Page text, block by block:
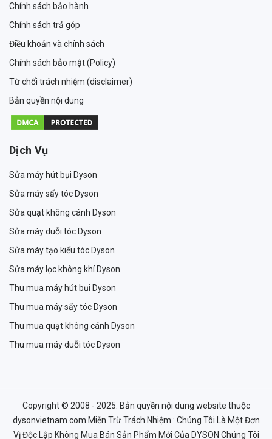
Chính sách bảo hành
Chính sách trả góp
Điều khoản và chính sách
Chính sách bảo mật (Policy)
Từ chối trách nhiệm (disclaimer)
Bản quyền nội dung
Dịch Vụ
Sửa máy hút bụi Dyson
Sửa máy sấy tóc Dyson
Sửa quạt không cánh Dyson
Sửa máy duỗi tóc Dyson
Sửa máy tạo kiểu tóc Dyson
Sửa máy lọc không khí Dyson
Thu mua máy hút bụi Dyson
Thu mua máy sấy tóc Dyson
Thu mua quạt không cánh Dyson
Thu mua máy duỗi tóc Dyson
Copyright © 2008 - 2025. Bản quyền nội dung website thuộc
dysonvietnam.com Miễn Trừ Trách Nhiệm : Chúng Tôi Là Một Đơn
Vị Độc Lập Không Mua Bán Sản Phẩm Mới Của DYSON Chúng Tôi